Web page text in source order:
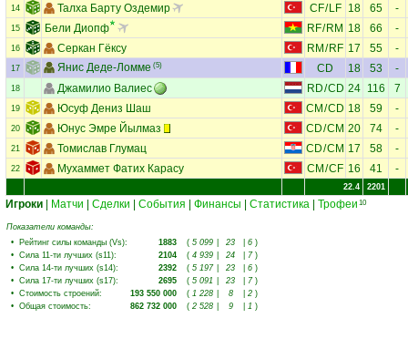
14 Талха Барту Оздемир CF/LF 18 65 -
15 Бели Диопф RF/ RM 18 66 -
16 Серкан Гёксу RM / RF 17 55 -
17 Янис Деде-Ломме (5) CD 18 53 -
18 Джамилио Валиес RD/CD 24 116 7
19 Юсуф Дениз Шаш CM /CD 18 59 -
20 Юнус Эмре Йылмаз CD/CM 20 74 -
21 Томислав Глумац CD/CM 17 58 -
22 Мухаммет Фатих Карасу CM /CF 16 41 -
22.4 2201
Игроки Матчи Сделки События Финансы Статистика Трофеи 10
Показатели команды:
• Рейтинг силы команды (Vs): 1883 ( 5 099 23 6 )
• Сила 11-ти лучших (s11): 2104 ( 4 939 24 7)
• Сила 14-ти лучших (s14): 2392 ( 5 197 23 6 )
• Сила 17-ти лучших (s17): 2695 ( 5 091 23 7)
• Стоимость строений: 193 550 000 ( 1 228 8 2 )
• Общая стоимость: 862 732 000 ( 2 528 9 1 )